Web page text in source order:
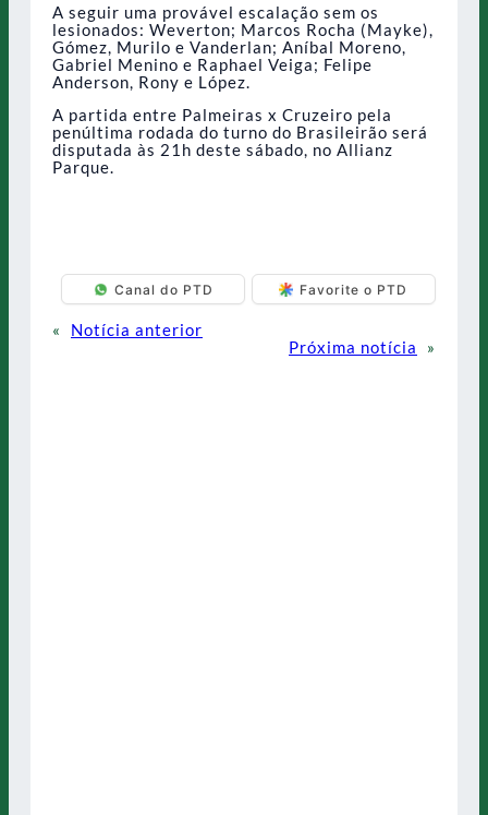
A seguir uma provável escalação sem os
lesionados: Weverton; Marcos Rocha (Mayke),
Gómez, Murilo e Vanderlan; Aníbal Moreno,
Gabriel Menino e Raphael Veiga; Felipe
Anderson, Rony e López.
A partida entre Palmeiras x Cruzeiro pela
penúltima rodada do turno do Brasileirão será
disputada às 21h deste sábado, no Allianz
Parque.
Canal do PTD Favorite o PTD
«
Notícia anterior
Próxima notícia
»